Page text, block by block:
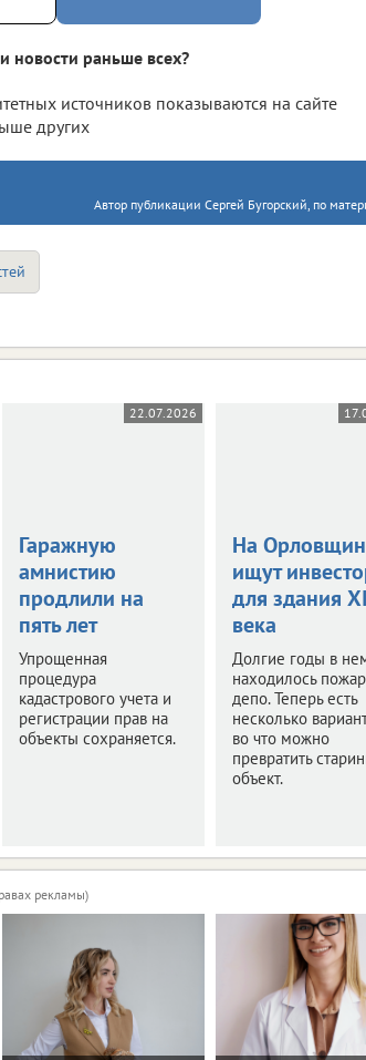
новости раньше всех?
источников показываются на сайте
других
Автор публикации Сергей Бугорский, по
22.07.2026
Гаражную
амнистию
продлили на
пять лет
Упрощенная
процедура
кадастрового учета и
регистрации прав на
объекты сохраняется.
На
ищут
для здания
века
Долгие годы в
находилось
депо. Теперь есть
несколько
во что можно
превратить
объект.
рекламы)